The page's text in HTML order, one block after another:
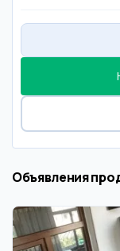
Объявления